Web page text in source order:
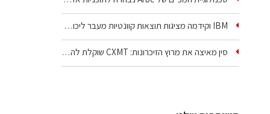
IBM וקידמה מציגות תוצאות קוונטיות מעבר ליכולת…
סין מאיצה את מרוץ הזיכרונות: CXMT שוקלת להקים מפעל…